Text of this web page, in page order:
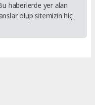
haberlerde yer alan
olup sitemizin hiç